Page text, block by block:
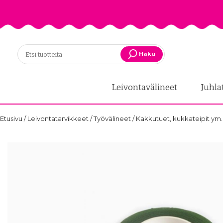
Haku
Leivontavälineet
Etusivu /Leivontatarvikkeet /Työvälineet /Kakkutuet, kukkateipit